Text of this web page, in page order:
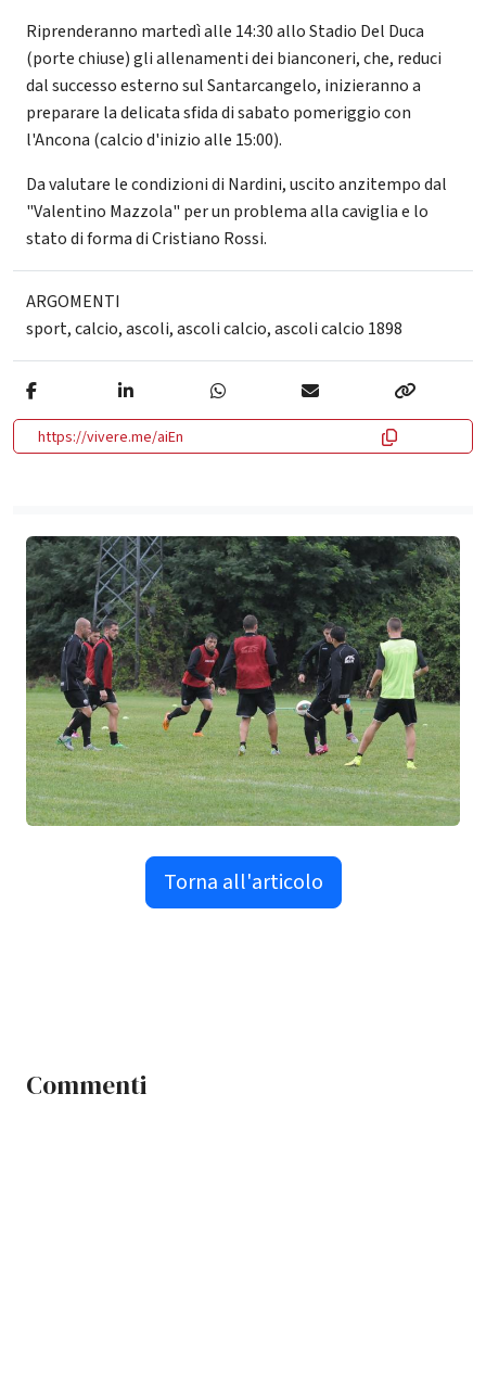
Riprenderanno martedì alle 14:30 allo Stadio Del Duca
(porte chiuse) gli allenamenti dei bianconeri, che, reduci
dal successo esterno sul Santarcangelo, inizieranno a
preparare la delicata sfida di sabato pomeriggio con
l'Ancona (calcio d'inizio alle 15:00).
Da valutare le condizioni di Nardini, uscito anzitempo dal
"Valentino Mazzola" per un problema alla caviglia e lo
stato di forma di Cristiano Rossi.
ARGOMENTI
sport,calcio,ascoli,ascoli calcio,ascoli calcio 1898
https://vivere.me/aiEn
Torna all'articolo
Commenti